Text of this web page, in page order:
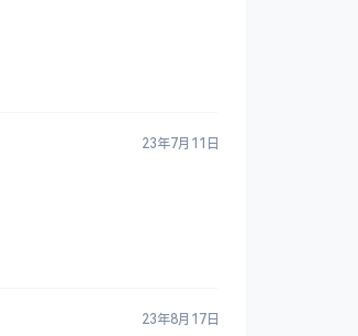
23年7月11日
23年8月17日